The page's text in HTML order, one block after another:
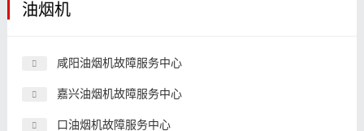
油烟机
咸阳油烟机故障服务中心
嘉兴油烟机故障服务中心
口油烟机故障服务中心